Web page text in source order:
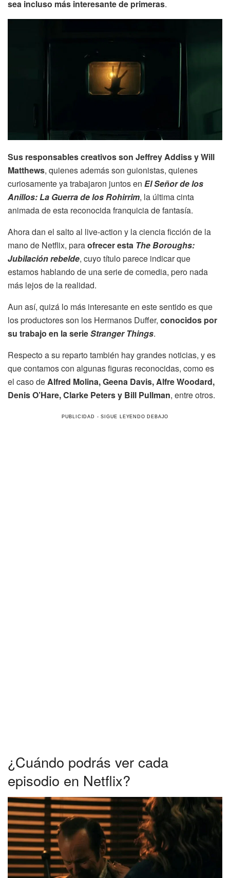
sea incluso más interesante de primeras.
Sus responsables creativos son Jeffrey Addiss y Will
Matthews, quienes además son guionistas, quienes
curiosamente ya trabajaron juntos en El Señor de los
Anillos: La Guerra de los Rohirrim, la última cinta
animada de esta reconocida franquicia de fantasía.
Ahora dan el salto al live-action y la ciencia ficción de la
mano de Netflix, paraofrecer esta The Boroughs:
Jubilaciónrebelde, cuyo título parece indicar que
estamos hablando de una serie de comedia, pero nada
más lejos de la realidad.
Aun así, quizá lo más interesante en este sentido es que
los productores son los Hermanos Duffer, conocidos por
su trabajo en la serieStranger Things.
Respecto a su reparto también hay grandes noticias, y es
que contamos con algunas figuras reconocidas, como es
el caso de Alfred Molina, Geena Davis, Alfre Woodard,
Denis O’Hare, Clarke Peters y Bill Pullman, entre otros.
¿Cuándo podrás ver cada
episodio en Netflix?